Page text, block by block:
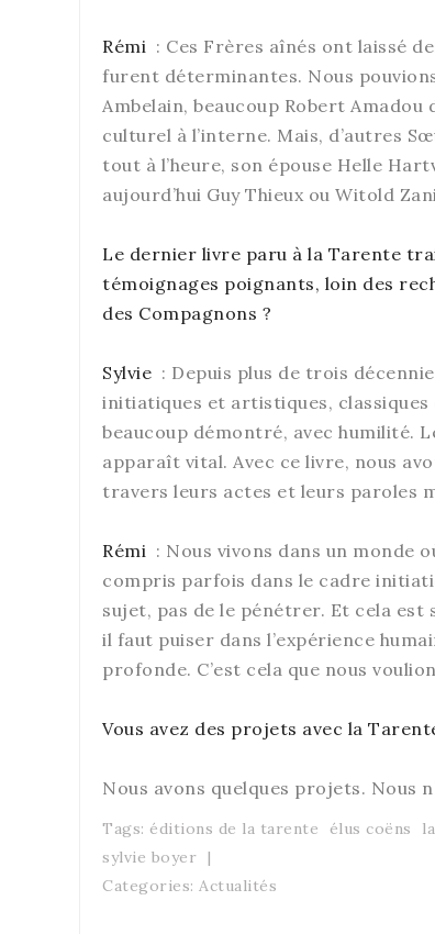
Rémi : Ces Frères aînés ont laissé
furent déterminantes. Nous
Ambelain, beaucoup Robert
culturel à l’interne. Mais, d’autres
tout à l’heure, son épouse Helle
aujourd’hui Guy Thieux ou Witold
Le dernier livre paru à la Tarente
témoignages poignants, loin des
des Compagnons ?
Sylvie : Depuis plus de trois
initiatiques et artistiques,
beaucoup démontré, avec humilité.
apparaît vital. Avec ce livre, nous
travers leurs actes et leurs paroles
Rémi : Nous vivons dans un monde
compris parfois dans le cadre
sujet, pas de le pénétrer. Et cela
il faut puiser dans l’expérience
profonde. C’est cela que nous
Vous avez des projets avec la
Nous avons quelques projets. Nous
Tags: éditions de la tarente élus coëns
sylvie boyer |
Categories: Actualités